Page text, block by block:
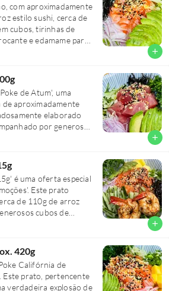
com aproximadamente
estilo sushi, cerca de
cubos, tirinhas de
e edamame para
raspas de limão
ao prato. Inclui fatias de
de cebola roxa para
com um mix de
especial que adiciona
shake hara. Uma
e saborosa!
add
de Atum', uma
aproximadamente
elaborado
por generosos
suculentos.
verde, enquanto as
cebolinha trazem um
de gergelim, fatias
de cebola roxa,
um toque final
e nossa farofa crocante
tudo regado com o
add
é uma oferta especial
Este prato
de 110g de arroz
cubos de
de camarão rosa
exótico, enquanto as
e as raspas de limão
prato. Um toque de
farofa crocante
add
420g
Califórnia de
Este prato, pertencente
verdadeira explosão de